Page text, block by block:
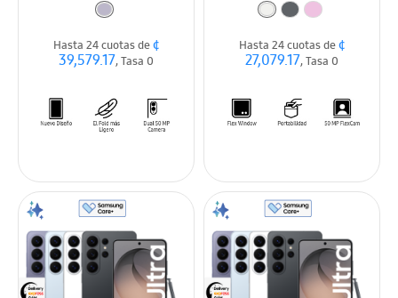
Hasta 24 cuotas de¢
39,579.17, Tasa 0
Hasta 24 cuotas de¢
27,079.17, Tasa 0